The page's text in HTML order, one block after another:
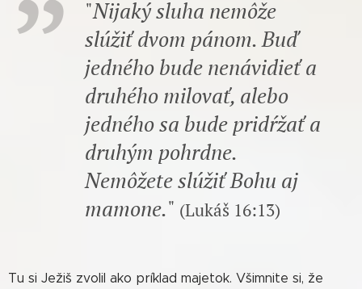
"Nijaký sluha nemôže
slúžiť dvom pánom. Buď
jedného bude nenávidieť a
druhého milovať, alebo
jedného sa bude pridŕžať a
druhým pohrdne.
Nemôžete slúžiť Bohu aj
mamone." (Lukáš 16:13)
Tu si Ježiš zvolil ako príklad majetok. Všimnite si, že